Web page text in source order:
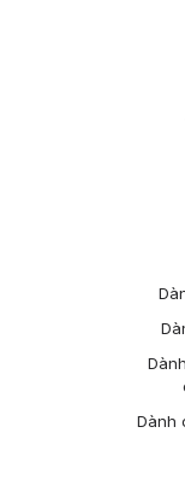
Dành